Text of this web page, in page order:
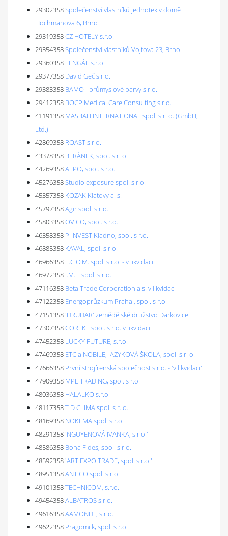
29302358Společenství vlastníků jednotek v domě
Hochmanova 6, Brno
29319358CZ HOTELY s.r.o.
29354358Společenství vlastníků Vojtova 23, Brno
29360358 LENGÁL s.r.o.
29377358 David Geč s.r.o.
29383358 BAMO - průmyslové barvy s.r.o.
29412358 BOCP Medical Care Consulting s.r.o.
41191358 MASBAH INTERNATIONAL spol. s r. o. (GmbH,
Ltd.)
42869358 ROAST s.r.o.
43378358 BERÁNEK, spol. s r. o.
44269358ALPO, spol. s r.o.
45276358Studio exposure spol. s r.o.
45357358 KOZAK Klatovy a. s.
45797358Agir spol. s r.o.
45803358OVICO, spol. s r.o.
46358358 P-INVEST Kladno, spol. s r.o.
46885358 KAVAL, spol. s r.o.
46966358 E.C.O.M. spol. s r.o. - v likvidaci
46972358 I.M.T. spol. s r.o.
47116358 Beta Trade Corporation a.s. v likvidaci
47122358 Energoprůzkum Praha , spol. s r.o.
47151358'DRUDAR' zemědělské družstvo Darkovice
47307358COREKT spol. s r.o. v likvidaci
47452358 LUCKY FUTURE, s.r.o.
47469358 ETC a NOBILE, JAZYKOVÁ ŠKOLA, spol. s r. o.
47666358 První strojírenská společnost s.r.o. - 'v likvidaci'
47909358 MPL TRADING, spol. s r.o.
48036358 HALALKO s.r.o.
48117358T D CLIMA spol. s r. o.
48169358 NOKEMA spol. s r.o.
48291358'NGUYENOVÁ IVANKA, s.r.o.'
48586358 Bona Fides, spol. s r.o.
48592358'ART EXPO TRADE, spol. s r.o.'
48951358ANTICO spol. s r.o.
49101358TECHNICOM, s.r.o.
49454358ALBATROS s.r.o.
49616358AAMONDT, s.r.o.
49622358 Pragomilk, spol. s r.o.